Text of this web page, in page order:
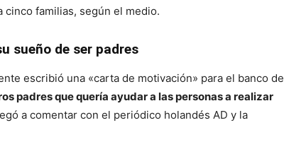
familias, según el medio.
sueño de ser padres
escribió una «carta de motivación» para el banco de
padres que quería ayudar a las personas a realizar
a comentar con el periódico holandés AD y la